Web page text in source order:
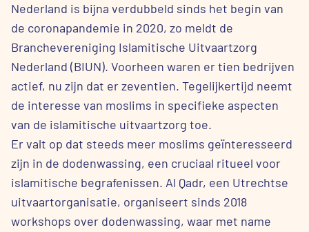
Nederland is bijna verdubbeld sinds het begin van
de coronapandemie in 2020, zo meldt de
Branchevereniging Islamitische Uitvaartzorg
Nederland (BIUN). Voorheen waren er tien bedrijven
actief, nu zijn dat er zeventien. Tegelijkertijd neemt
de interesse van moslims in specifieke aspecten
van de islamitische uitvaartzorg toe.
Er valt op dat steeds meer moslims geïnteresseerd
zijn in de dodenwassing, een cruciaal ritueel voor
islamitische begrafenissen. Al Qadr, een Utrechtse
uitvaartorganisatie, organiseert sinds 2018
workshops over dodenwassing, waar met name